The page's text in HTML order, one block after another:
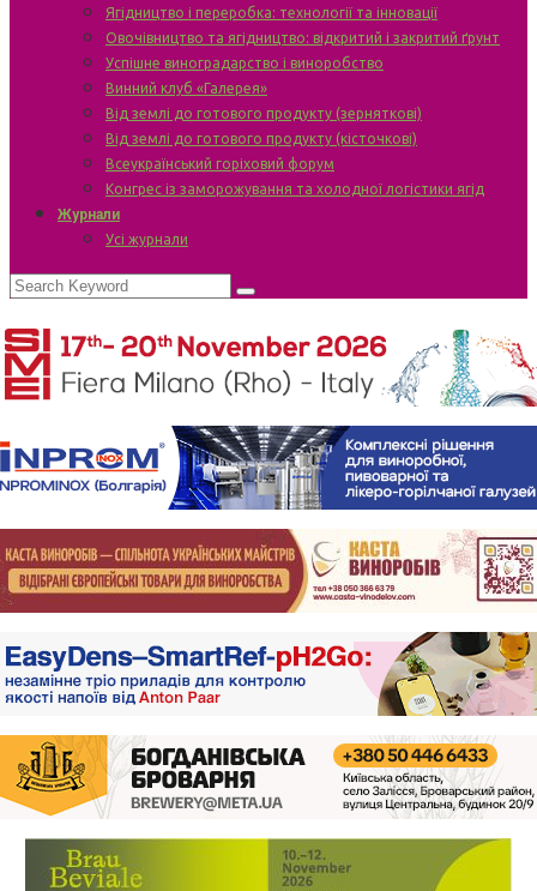
Ягідництво і переробка: технології та інновації
Овочівництво та ягідництво: відкритий і закритий ґрунт
Успішне виноградарство і виноробство
Винний клуб «Галерея»
Від землі до готового продукту (зерняткові)
Від землі до готового продукту (кісточкові)
Всеукраїнський горіховий форум
Конгрес із заморожування та холодної логістики ягід
Журнали
Усі журнали